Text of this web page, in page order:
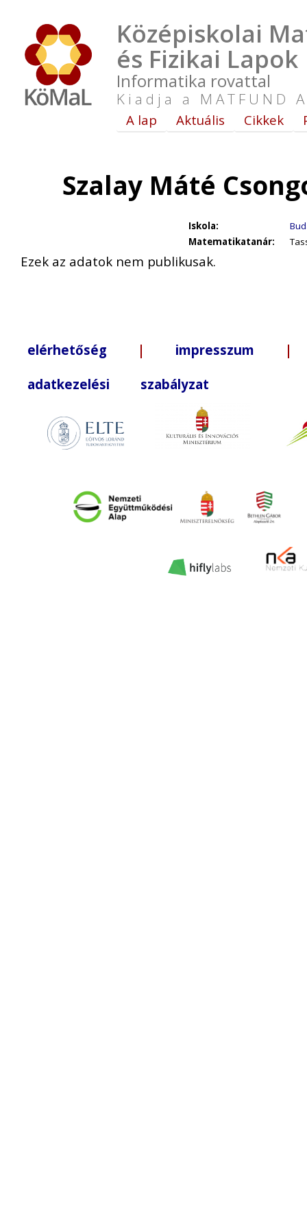
Középiskolai
és Fizikai Lapok
Informatika rovattal
Kiadja a MATFUND
A lap Aktuális Cikkek
Szalay Máté
Iskola:
Matematikatanár:
Ezek az adatok nem publikusak.
elérhetőség | impresszum |
adatkezelési szabályzat